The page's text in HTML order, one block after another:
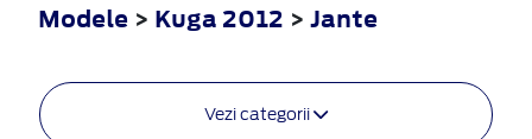
Modele > Kuga 2012 > Jante
Vezi categorii